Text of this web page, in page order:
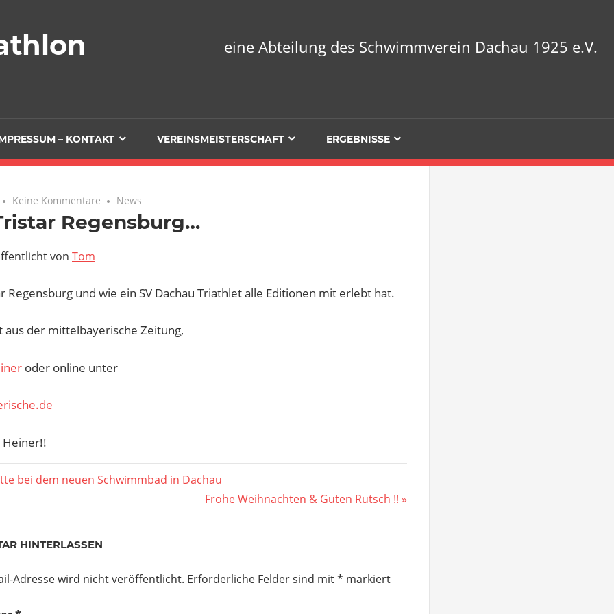
eine Abteilung des Schwimmverein Dachau 1925 e.V.
– KONTAKT VEREINSMEISTERSCHAFT ERGEBNISSE
Keine Kommentare News
Regensburg…
von Tom
Regensburg und wie ein SV Dachau Triathlet alle Editionen mit erlebt hat.
aus der mittelbayerische Zeitung,
oder online unter
bei dem neuen Schwimmbad in Dachau
Nächster
Frohe Weihnachten & Guten Rutsch !!
HINTERLASSEN
Adresse wird nicht veröffentlicht. Erforderliche Felder sind mit* markiert